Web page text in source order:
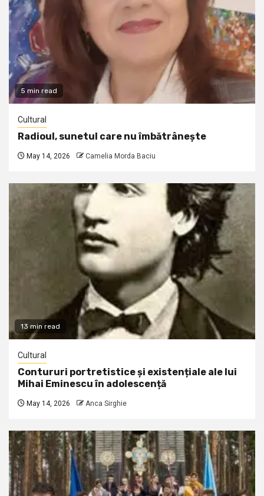
5 min read
Cultural
Radioul, sunetul care nu îmbătrânește
May 14, 2026 Camelia Morda Baciu
13 min read
Cultural
Contururi portretistice și existențiale ale lui
Mihai Eminescu în adolescență
May 14, 2026 Anca Sirghie